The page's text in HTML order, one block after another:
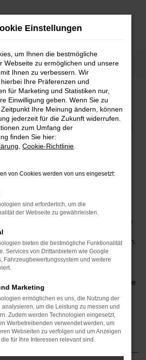
kaufen
kaufen
BMW DIREKT IM
CENTER
BMW? Damit treffen Sie auf
Wahl. Als Mehrmarken-Center
1974 kompetent und decken den
Raum ab. Das Autohaus
BMW und legt größten Wert auf
Beratung. Wir kennen genau
BMW Modelle und sorgen
Traumfahrzeug erhalten.
Kleinwagen als auch
und attraktive, trendige SUV. Des
mit unserer Produktpalette das
vom Neuwagen über EU-Fahrzeuge
und Gebrauchtfahrzeugen ab.
Einstellungen
um Ihnen die bestmögliche
Webseite zu ermöglichen und unsere
Ihnen zu verbessern. Wir
Ihre Präferenzen und
für Marketing und Statistiken nur,
Einwilligung geben. Wenn Sie zu
Ihre Meinung ändern, können
jederzeit für die Zukunft widerrufen.
zum Umfang der
finden Sie hier:
Cookie-Richtlinie
von Cookies werden von uns eingesetzt:
sind erforderlich, um die
der Webseite zu gewährleisten.
bieten die bestmögliche Funktionalität
Services von Drittanbietern wie Google
Fahrzeugbewertungssystem und weitere
Marketing
ermöglichen es uns, die Nutzung der
analysieren, um die Leistung zu messen und
Zudem werden Technologien eingesetzt,
Werbetreibenden verwendet werden, um
Webseiten zu verfolgen und um Anzeigen
für Ihre Interessen relevant sind.